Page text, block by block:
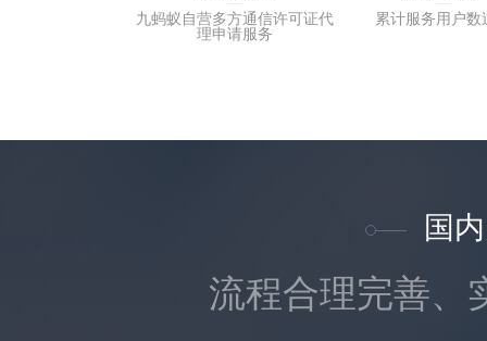
九蚂蚁自营多方通信许可证代
理申请服务
累计服务用户数
国
流程合理完善、